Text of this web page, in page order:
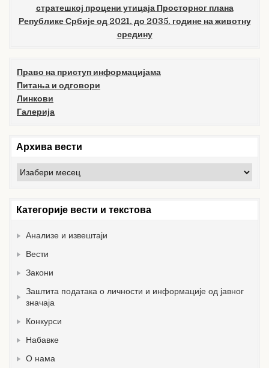
стратешкој процени утицаја Просторног плана
Републике Србије од 2021. до 2035. године на животну
средину
Право на приступ информацијама
Питања и одговори
Линкови
Галерија
Архива вести
Архива
вести
Категорије вести и текстова
Анализе и извештаји
Вести
Закони
Заштита података о личности и информације од јавног
значаја
Конкурси
Набавке
О нама